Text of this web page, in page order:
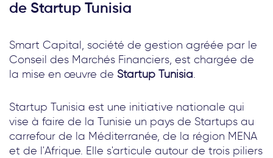
de Startup Tunisia
Smart Capital, société de gestion agréée par le
Conseil des Marchés Financiers, est chargée de
la mise en œuvre de Startup Tunisia.
Startup Tunisia est une initiative nationale qui
vise à faire de la Tunisie un pays de Startups au
carrefour de la Méditerranée, de la région MENA
et de l'Afrique. Elle s'articule autour de trois piliers